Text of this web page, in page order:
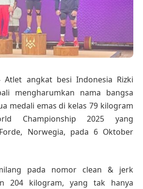
Atlet angkat besi Indonesia Rizki
mengharumkan nama bangsa
medali emas di kelas 79 kilogram
Championship 2025 yang
Norwegia, pada 6 Oktober
pada nomor clean & jerk
204 kilogram, yang tak hanya